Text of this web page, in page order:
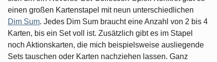
einen großen Kartenstapel mit neun unterschiedlichen
Dim Sum. Jedes Dim Sum braucht eine Anzahl von 2 bis 4
Karten, bis ein Set voll ist. Zusätzlich gibt es im Stapel
noch Aktionskarten, die mich beispielsweise ausliegende
Sets tauschen oder Karten nachziehen lassen. Ganz